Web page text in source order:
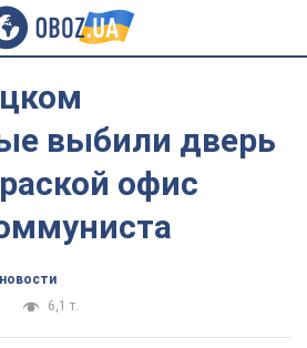
выбили дверь
офис
6,1 т.